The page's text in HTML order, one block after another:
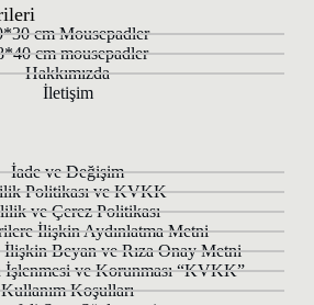
cm Mousepadler
cm mousepadler
Hakkımızda
İletişim
İade ve Değişim
Politikası ve KVKK
ve Çerez Politikası
İlişkin Aydınlatma Metni
Beyan ve Rıza Onay Metni
ve Korunması “KVKK”
Kullanım Koşulları